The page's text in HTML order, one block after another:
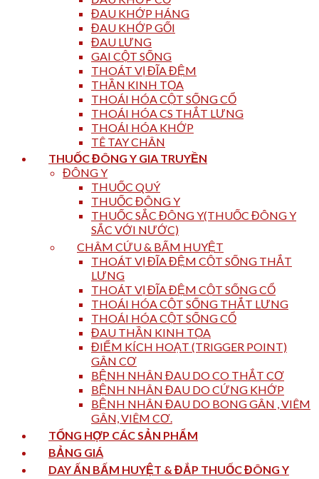
ĐAU KHỚP HÁNG
ĐAU KHỚP GỐI
ĐAU LƯNG
GAI CỘT SỐNG
THOÁT VỊ ĐĨA ĐỆM
THẦN KINH TỌA
THOÁI HÓA CỘT SỐNG CỔ
THOÁI HÓA CS THẮT LƯNG
THOÁI HÓA KHỚP
TÊ TAY CHÂN
THUỐC ĐÔNG Y GIA TRUYỀN
ĐÔNG Y
THUỐC QUÝ
THUỐC ĐÔNG Y
THUỐC SẮC ĐÔNG Y(THUỐC ĐÔNG Y
SẮC VỚI NƯỚC)
CHÂM CỨU & BẤM HUYỆT
THOÁT VỊ ĐĨA ĐỆM CỘT SỐNG THẮT
LƯNG
THOÁT VỊ ĐĨA ĐỆM CỘT SỐNG CỔ
THOÁI HÓA CỘT SỐNG THẮT LƯNG
THOÁI HÓA CỘT SỐNG CỔ
ĐAU THẦN KINH TỌA
ĐIỂM KÍCH HOẠT (TRIGGER POINT)
GÂN CƠ
BỆNH NHÂN ĐAU DO CO THẮT CƠ
BỆNH NHÂN ĐAU DO CỨNG KHỚP
BỆNH NHÂN ĐAU DO BONG GÂN , VIÊM
GÂN, VIÊM CƠ.
TỔNG HỢP CÁC SẢN PHẨM
BẢNG GIÁ
DAY ẤN BẤM HUYỆT & ĐẮP THUỐC ĐÔNG Y